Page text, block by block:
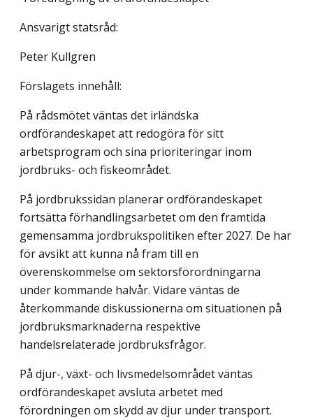
Ansvarigt statsråd:
Peter Kullgren
Förslagets innehåll:
På rådsmötet väntas det irländska
ordförandeskapet att redogöra för sitt
arbetsprogram och sina prioriteringar inom
jordbruks- och fiskeområdet.
På jordbrukssidan planerar ordförandeskapet
fortsätta förhandlingsarbetet om den framtida
gemensamma jordbrukspolitiken efter 2027. De har
för avsikt att kunna nå fram till en
överenskommelse om sektorsförordningarna
under kommande halvår. Vidare väntas de
återkommande diskussionerna om situationen på
jordbruksmarknaderna respektive
handelsrelaterade jordbruksfrågor.
På djur-, växt- och livsmedelsområdet väntas
ordförandeskapet avsluta arbetet med
förordningen om skydd av djur under transport.